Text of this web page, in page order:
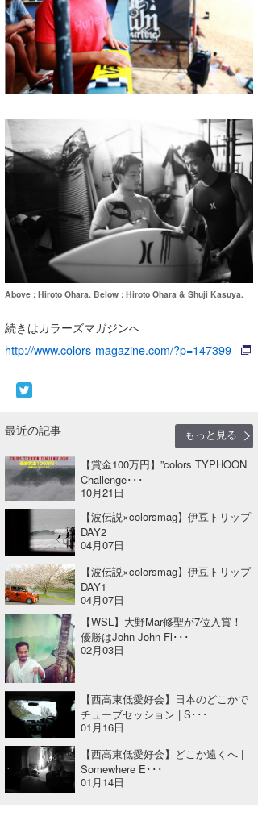
Above : Hiroto Ohara. Below : Hiroto Ohara & Shuji Kasuya.
続きはカラーズマガジンへ
http://www.colors-magazine.com/?p=147399
最近の記事
もっと見る
【賞⾦100万円】”colors TYPHOON
Challenge･･･
10月21日
【波伝説×colorsmag】伊豆トリップ
DAY2
04月07日
【波伝説×colorsmag】伊豆トリップ
DAY1
04月07日
【WSL】大野Mar修聖が7位入賞！
優勝はJohn John Fl･･･
02月03日
【西高東低愛好会】日本のどこかで
チューブセッション | S･･･
01月16日
【西高東低愛好会】どこか遠くへ |
Somewhere E･･･
01月14日